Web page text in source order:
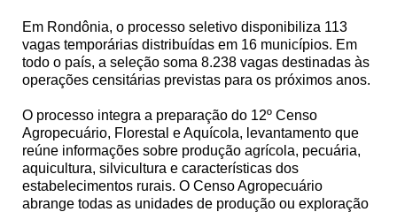
Em Rondônia, o processo seletivo disponibiliza 113
vagas temporárias distribuídas em 16 municípios. Em
todo o país, a seleção soma 8.238 vagas destinadas às
operações censitárias previstas para os próximos anos.
O processo integra a preparação do 12º Censo
Agropecuário, Florestal e Aquícola, levantamento que
reúne informações sobre produção agrícola, pecuária,
aquicultura, silvicultura e características dos
estabelecimentos rurais. O Censo Agropecuário
abrange todas as unidades de produção ou exploração